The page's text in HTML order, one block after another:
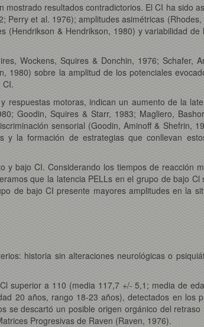
resultados contradictorios. El CI ha sido
Perry et al. 1976); amplitudes asimétricas (Rhodes,
(Hendrikson & Hendrikson, 1980) y variabilidad de
Wockens, Squires & Donchin, 1976; Schafer,
1980) sobre la amplitud de los potenciales
CI.
respuestas motoras, indican un aumento de la
Goodin, Squires & Starr, 1983; Magliero,
sensorial (Goodin, Aminoff & Shefrin,
y la formación de estrategias que conllevan
y bajo CI. Considerando los tiempos de reacción
que la latencia PELLs en el grupo de bajo Cl
de bajo CI presente mayores amplitudes en la
historia sin alteraciones neurológicas o
superior a 110 (media 117,7 +/- 5,1; media de
20 años, rango 18-23 años), detectados en los
se descartó un posible origen orgánico del retraso
Progresivas de Raven (Raven, 1976).